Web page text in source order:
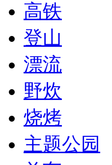
高铁
登山
漂流
野炊
烧烤
主题公园